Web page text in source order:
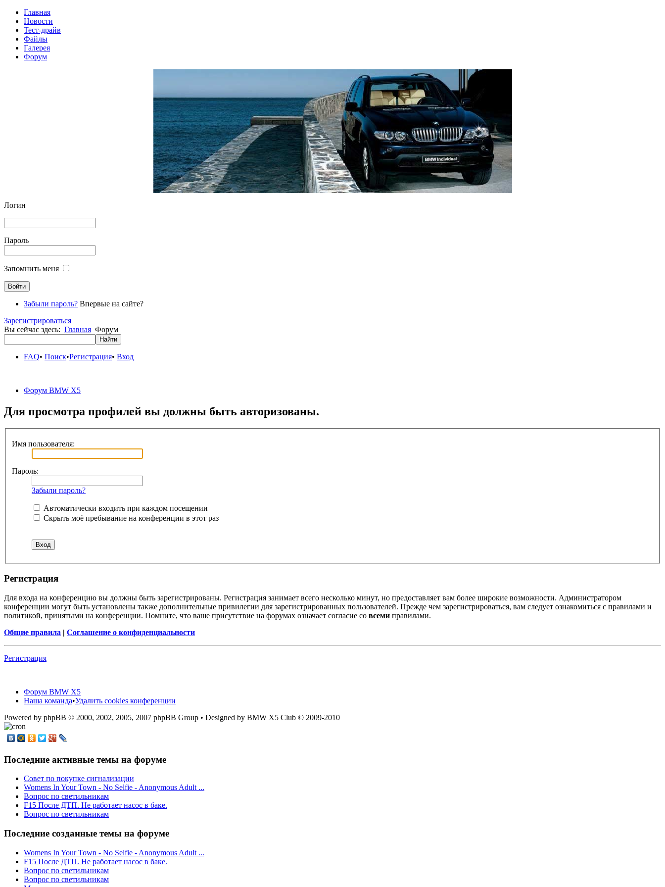
Главная
Новости
Тест-драйв
Файлы
Галерея
Форум
Логин
Пароль
Запомнить меня
Забыли пароль? Впервые на сайте?
Зарегистрироваться
Вы сейчас здесь: Главная Форум
FAQ• Поиск•Регистрация• Вход
Форум BMW X5
Для просмотра профилей вы должны быть авторизованы.
Имя пользователя:
Пароль:
Забыли пароль?
Автоматически входить при каждом посещении
Скрыть моё пребывание на конференции в этот раз
Регистрация
Для входа на конференцию вы должны быть зарегистрированы. Регистрация занимает всего несколько минут, но предоставляет вам более широкие возможности. Администратором
конференции могут быть установлены также дополнительные привилегии для зарегистрированных пользователей. Прежде чем зарегистрироваться, вам следует ознакомиться с правилами и
политикой, принятыми на конференции. Помните, что ваше присутствие на форумах означает согласие со всеми правилами.
Общие правила | Соглашение о конфиденциальности
Регистрация
Форум BMW X5
Наша команда•Удалить cookies конференции
Powered by phpBB © 2000, 2002, 2005, 2007 phpBB Group • Designed by BMW X5 Club © 2009-2010
Последние активные темы на форуме
Cовет по покупке сигнализации
Womens In Your Town - No Selfie - Anonymous Adult ...
Вопрос по светильникам
F15 После ДТП. Не работает насос в баке.
Вопрос по светильникам
Последние созданные темы на форуме
Womens In Your Town - No Selfie - Anonymous Adult ...
F15 После ДТП. Не работает насос в баке.
Вопрос по светильникам
Вопрос по светильникам